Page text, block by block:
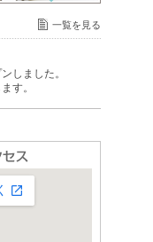
一覧を見る
しました。
す。